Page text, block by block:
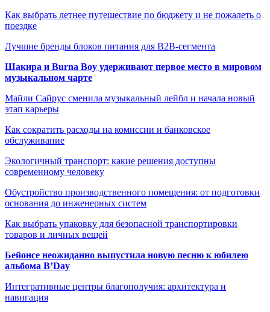
Как выбрать летнее путешествие по бюджету и не пожалеть о
поездке
Лучшие бренды блоков питания для B2B-сегмента
Шакира и Burna Boy удерживают первое место в мировом
музыкальном чарте
Майли Сайрус сменила музыкальный лейбл и начала новый
этап карьеры
Как сократить расходы на комиссии и банковское
обслуживание
Экологичный транспорт: какие решения доступны
современному человеку
Обустройство производственного помещения: от подготовки
основания до инженерных систем
Как выбрать упаковку для безопасной транспортировки
товаров и личных вещей
Бейонсе неожиданно выпустила новую песню к юбилею
альбома B’Day
Интегративные центры благополучия: архитектура и
навигация